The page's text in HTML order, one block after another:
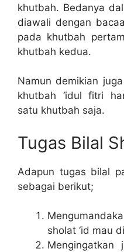
khutbah. Bedanya
diawali dengan
pada khutbah
khutbah kedua.
Namun demikian
khutbah ‘idul fitri
satu khutbah saja.
Tugas Bilal
Adapun tugas bilal
sebagai berikut;
sholat ‘id mau
Mengingatkan